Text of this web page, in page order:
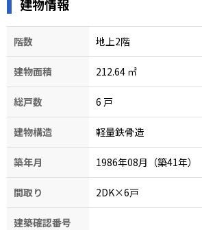
建物情報
階数 地上2階
建物面積 212.64 ㎡
総戸数 6 戸
建物構造 軽量鉄骨造
築年月 1986年08月（築41年）
間取り 2DK×6戸
建築確認番号